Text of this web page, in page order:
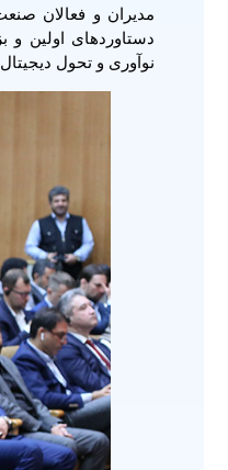
مدیران و فعالان
دستاوردهای اولین و
نوآوری و تحول